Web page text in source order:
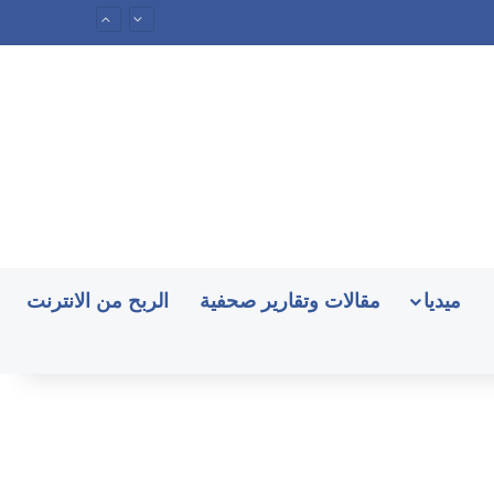
ميديا مقالات وتقارير صحفية الربح من الانترنت